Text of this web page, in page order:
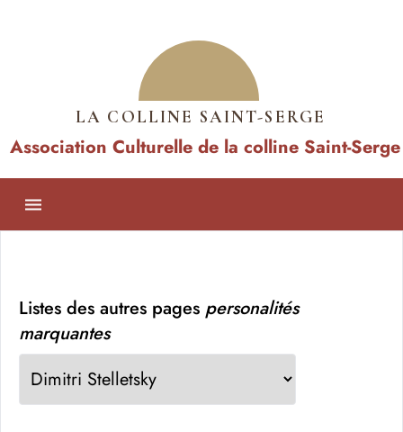
LA COLLINE SAINT-SERGE
Association Culturelle de la colline Saint-Serge
Listes des autres pages personalités
marquantes